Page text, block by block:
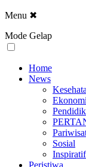
Menu ✖
Mode Gelap
Home
News
Ekonomi
Sosial
Inspiratif
Peristiwa